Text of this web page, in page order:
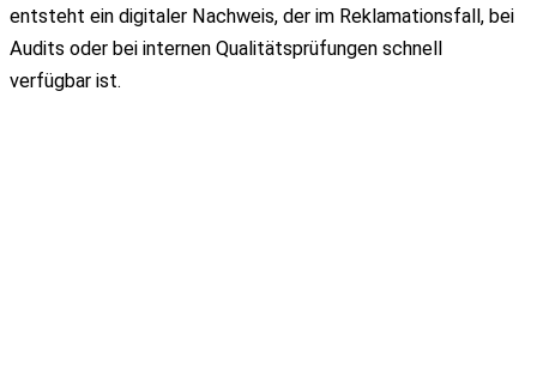
entsteht ein digitaler Nachweis, der im Reklamationsfall, bei
Audits oder bei internen Qualitätsprüfungen schnell
verfügbar ist.